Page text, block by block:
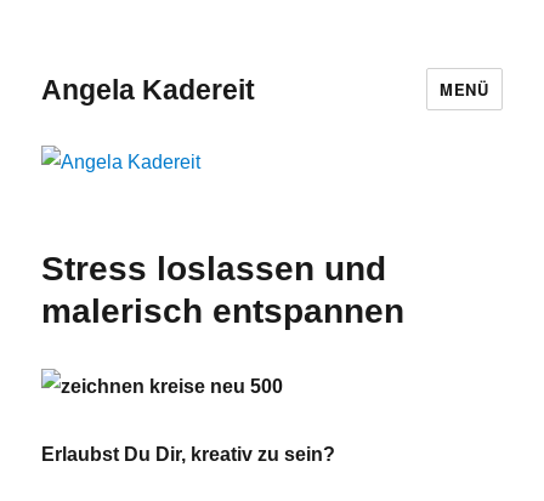
Angela Kadereit MENÜ
Stress loslassen und
malerisch entspannen
Erlaubst Du Dir, kreativ zu sein?